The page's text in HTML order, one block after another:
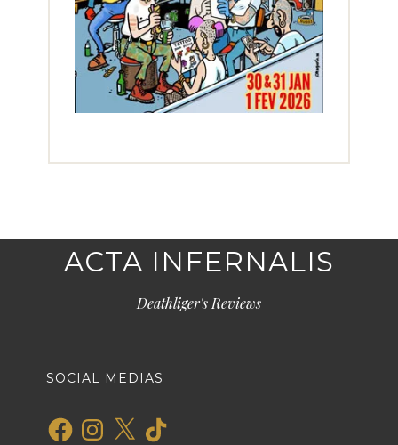
ACTA INFERNALIS
Deathliger's Reviews
SOCIAL MEDIAS
FacebookInstagram
X TikTok